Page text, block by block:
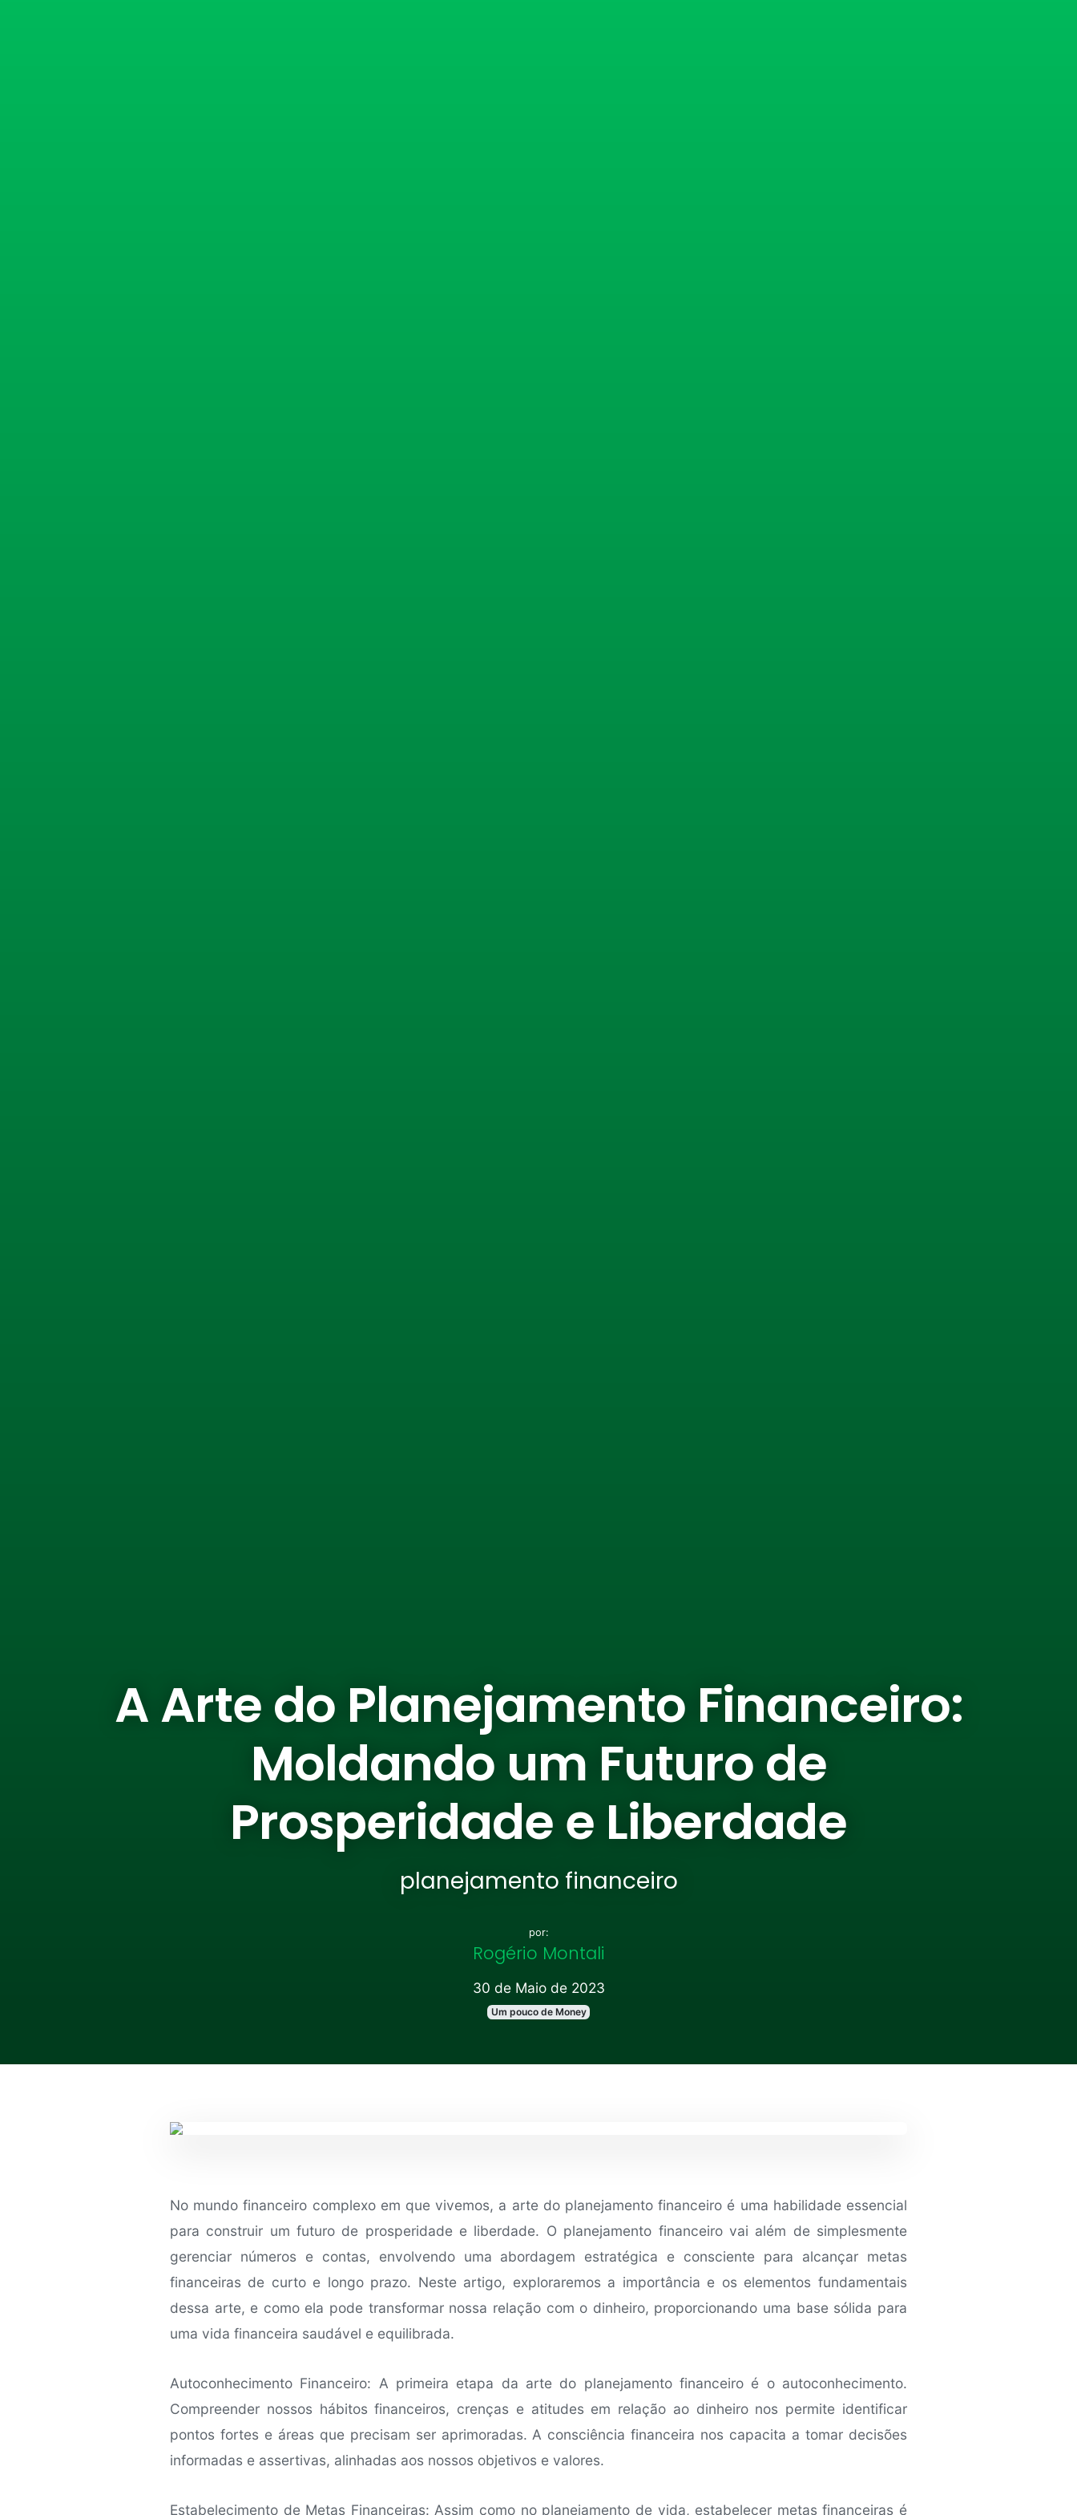
A Arte do Planejamento Financeiro:
Moldando um Futuro de
Prosperidade e Liberdade
planejamento financeiro
por:
Rogério Montali
30 de Maio de 2023
Um pouco de Money
No mundo financeiro complexo em que vivemos, a arte do planejamento financeiro é uma habilidade essencial
para construir um futuro de prosperidade e liberdade. O planejamento financeiro vai além de simplesmente
gerenciar números e contas, envolvendo uma abordagem estratégica e consciente para alcançar metas
financeiras de curto e longo prazo. Neste artigo, exploraremos a importância e os elementos fundamentais
dessa arte, e como ela pode transformar nossa relação com o dinheiro, proporcionando uma base sólida para
uma vida financeira saudável e equilibrada.
Autoconhecimento Financeiro: A primeira etapa da arte do planejamento financeiro é o autoconhecimento.
Compreender nossos hábitos financeiros, crenças e atitudes em relação ao dinheiro nos permite identificar
pontos fortes e áreas que precisam ser aprimoradas. A consciência financeira nos capacita a tomar decisões
informadas e assertivas, alinhadas aos nossos objetivos e valores.
Estabelecimento de Metas Financeiras: Assim como no planejamento de vida, estabelecer metas financeiras é